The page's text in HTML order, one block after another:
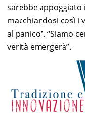
sarebbe appoggiato
macchiandosi così i
al panico”. “Siamo
verità emergerà”.